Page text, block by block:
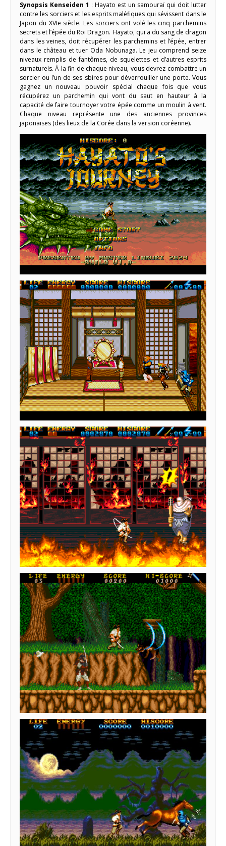
Synopsis Kenseiden 1 : Hayato est un samouraï qui doit lutter
contre les sorciers et les esprits maléfiques qui sévissent dans le
Japon du XVIe siècle. Les sorciers ont volé les cinq parchemins
secrets et l’épée du Roi Dragon. Hayato, qui a du sang de dragon
dans les veines, doit récupérer les parchemins et l’épée, entrer
dans le château et tuer Oda Nobunaga. Le jeu comprend seize
niveaux remplis de fantômes, de squelettes et d’autres esprits
surnaturels. À la fin de chaque niveau, vous devrez combattre un
sorcier ou l’un de ses sbires pour déverrouiller une porte. Vous
gagnez un nouveau pouvoir spécial chaque fois que vous
récupérez un parchemin qui vont du saut en hauteur à la
capacité de faire tournoyer votre épée comme un moulin à vent.
Chaque niveau représente une des anciennes provinces
japonaises (des lieux de la Corée dans la version coréenne).